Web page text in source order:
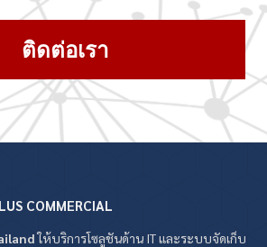
ติดต่อเรา
COMMERCIAL
ให้บริการโซลูชันด้าน IT และระบบจัดเก็บ